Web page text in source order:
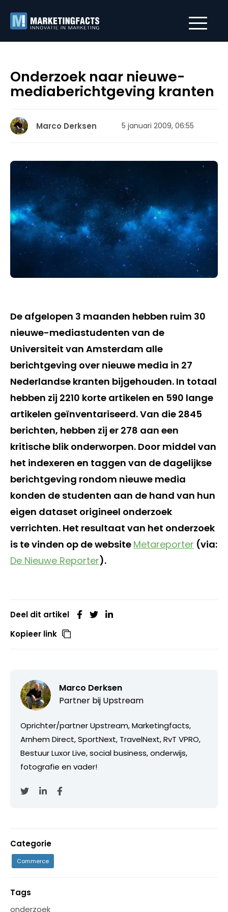
Onderzoek naar nieuwe-
mediaberichtgeving kranten
Marco Derksen 5 januari 2009, 06:55
De afgelopen 3 maanden hebben ruim 30
nieuwe-mediastudenten van de
Universiteit van Amsterdam alle
berichtgeving over nieuwe media in 27
Nederlandse kranten bijgehouden. In totaal
hebben zij 2210 korte artikelen en 590 lange
artikelen geïnventariseerd. Van die 2845
berichten, hebben zij er 278 aan een
kritische blik onderworpen. Door middel van
het indexeren en taggen van de dagelijkse
berichtgeving rondom nieuwe media
konden de studenten aan de hand van hun
eigen dataset origineel onderzoek
verrichten. Het resultaat van het onderzoek
is te vinden op de website Metareporter (via:
De Nieuwe Reporter).
Deel dit artikel
Kopieer link
Marco Derksen
Partner bij Upstream
Oprichter/partner Upstream, Marketingfacts,
Arnhem Direct, SportNext, TravelNext, RvT VPRO,
Bestuur Luxor Live, social business, onderwijs,
fotografie en vader!
Categorie
Commerce
Tags
onderzoek